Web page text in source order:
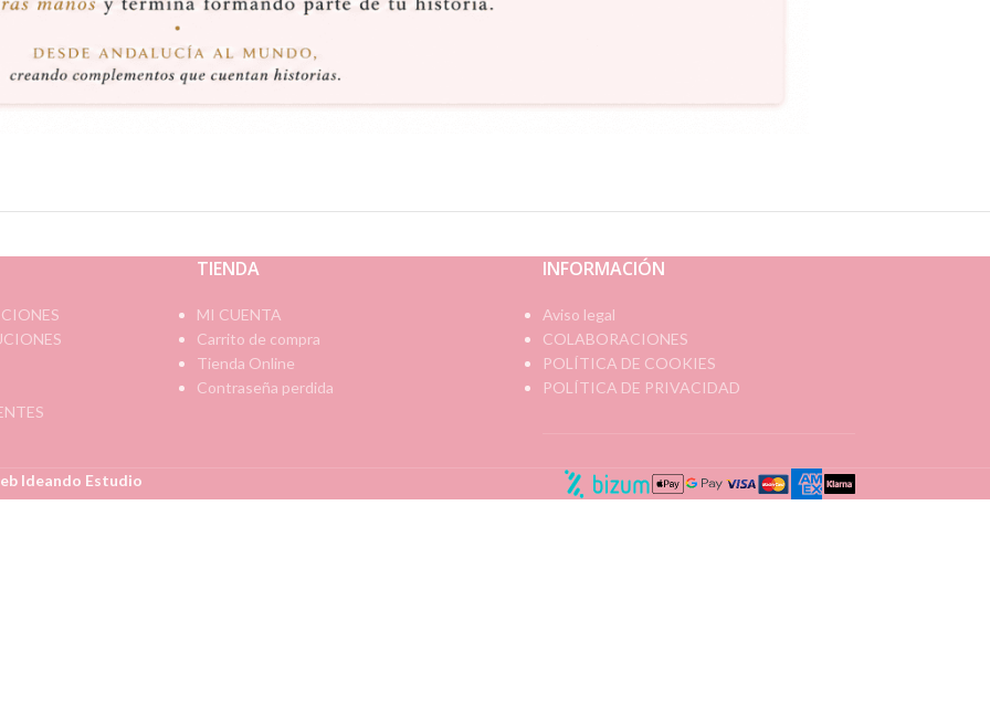
TIENDA
MI CUENTA
Carrito de compra
Tienda Online
Contraseña perdida
INFORMACIÓN
Aviso legal
COLABORACIONES
POLÍTICA DE COOKIES
POLÍTICA DE PRIVACIDAD
Ideando Estudio